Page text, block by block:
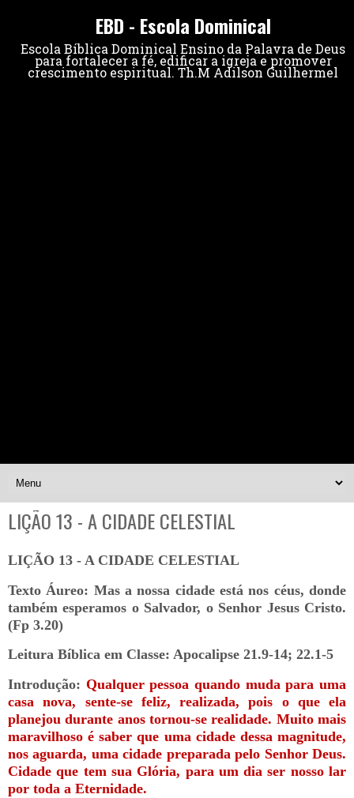
EBD - Escola Dominical
Escola Bíblica Dominical Ensino da Palavra de Deus
para fortalecer a fé, edificar a igreja e promover
crescimento espiritual. Th.M Adilson Guilhermel
LIÇÃO 13 - A CIDADE CELESTIAL
LIÇÃO 13 - A CIDADE CELESTIAL
Texto Áureo: Mas a nossa cidade está nos céus, donde
também esperamos o Salvador, o Senhor Jesus Cristo.
(Fp 3.20)
Leitura Bíblica em Classe: Apocalipse 21.9-14; 22.1-5
Introdução: Qualquer pessoa quando muda para uma
casa nova, sente-se feliz, realizada, pois o que ela
planejou durante anos tornou-se realidade. Muito mais
maravilhoso é saber que uma cidade dessa magnitude,
nos aguarda, uma cidade preparada pelo Senhor Deus.
Cidade que tem sua Glória, para um dia ser nosso lar
por toda a Eternidade.